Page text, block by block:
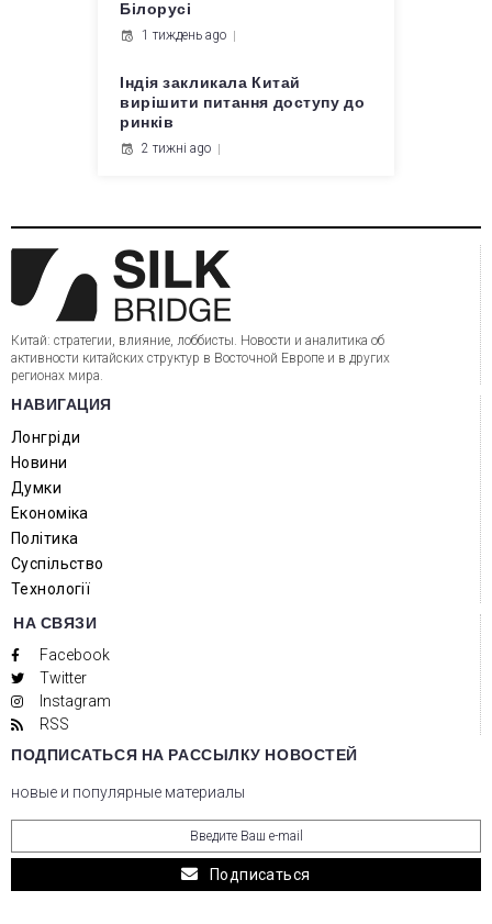
Білорусі
1 тиждень ago
Індія закликала Китай
вирішити питання доступу до
ринків
2 тижні ago
Китай: стратегии, влияние, лоббисты. Новости и аналитика об
активности китайских структур в Восточной Европе и в других
регионах мира.
НАВИГАЦИЯ
Лонгріди
Новини
Думки
Економіка
Політика
Суспільство
Технології
НА СВЯЗИ
Facebook
Twitter
Instagram
RSS
ПОДПИСАТЬСЯ НА РАССЫЛКУ НОВОСТЕЙ
новые и популярные материалы
Подписаться